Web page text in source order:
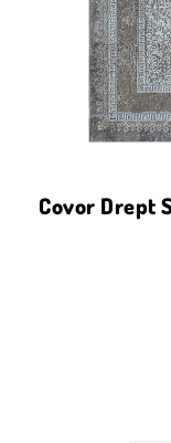
Covor Drept